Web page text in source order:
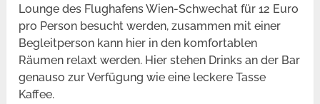
Lounge des Flughafens Wien-Schwechat für 12 Euro
pro Person besucht werden, zusammen mit einer
Begleitperson kann hier in den komfortablen
Räumen relaxt werden. Hier stehen Drinks an der Bar
genauso zur Verfügung wie eine leckere Tasse
Kaffee.